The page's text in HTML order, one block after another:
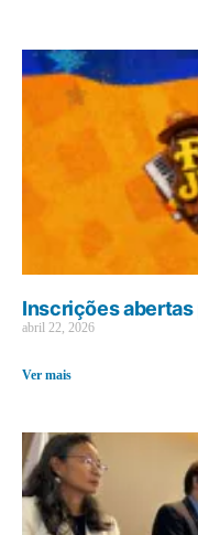
Inscrições abertas
abril 22, 2026
Ver mais